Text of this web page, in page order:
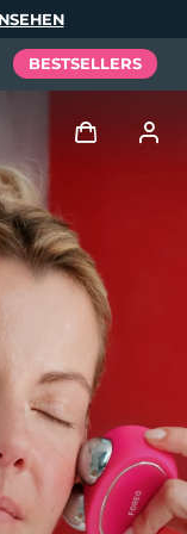
BESTSELLERS
Anmelden
Benutzerkonto
Meine Geräte
Bestellungen
Adressen
Abonnements
Español
體中文